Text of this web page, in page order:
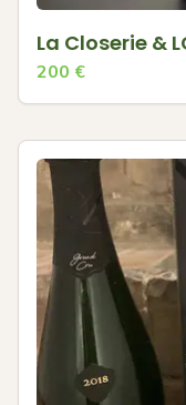
La Closerie &
200 €